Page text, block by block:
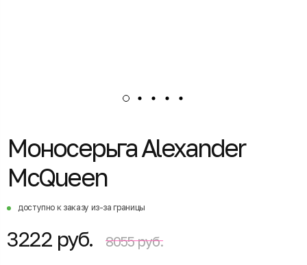
Моносерьга Alexander
McQueen
доступно к заказу из-за границы
3222 руб. 8055 руб.